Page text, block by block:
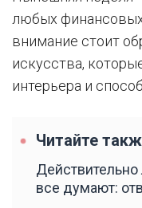
любых
внимание стоит
искусства,
интерьера и
Читайте
Действительно
все думают: